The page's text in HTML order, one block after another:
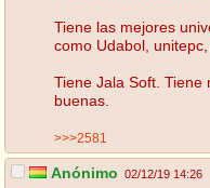
Tiene las mejores
como Udabol,
Tiene Jala Soft. Tiene
buenas.
>>>2581
Anónimo 02/12/19 14:26